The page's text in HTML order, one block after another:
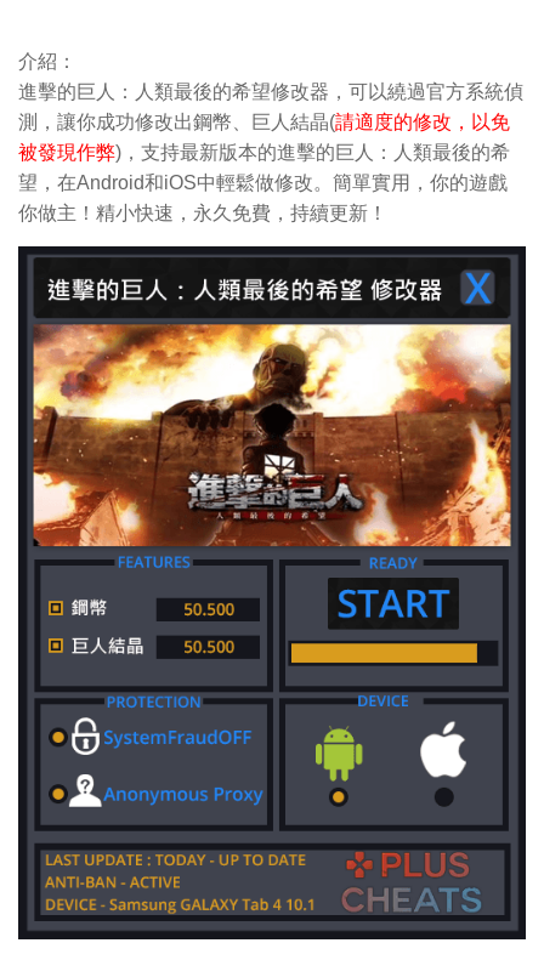
介紹：
進擊的巨人：人類最後的希望修改器，可以繞過官方系統偵
測，讓你成功修改出鋼幣、巨人結晶(請適度的修改，以免
被發現作弊)，支持最新版本的進擊的巨人：人類最後的希
望，在Android和iOS中輕鬆做修改。簡單實用，你的遊戲
你做主！精小快速，永久免費，持續更新！